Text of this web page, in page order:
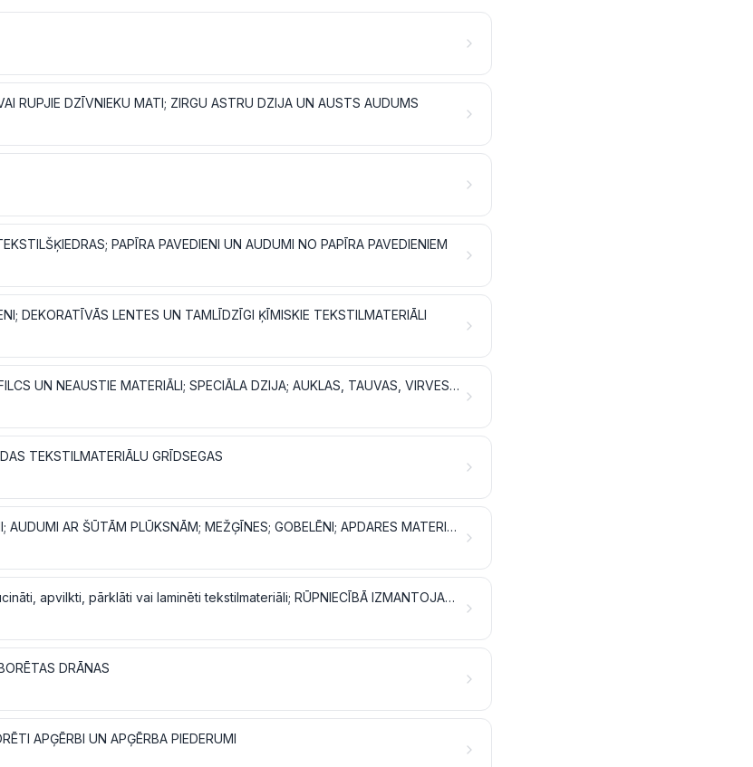
RUPJIE DZĪVNIEKU MATI; ZIRGU ASTRU DZIJA UN AUSTS AUDUMS
PAPĪRA PAVEDIENI UN AUDUMI NO PAPĪRA PAVEDIENIEM
DEKORATĪVĀS LENTES UN TAMLĪDZĪGI ĶĪMISKIE TEKSTILMATERIĀLI
VATE, TŪBA UN FILCS UN NEAUSTIE MATERIĀLI; SPECIĀLA DZIJA; AUKLAS, TAUVAS, VIRVES UN TROSES UN IZSTRĀDĀJUMI NO TIEM
TEKSTILMATERIĀLU GRĪDSEGAS
SPECIĀLI AUDUMI; AUDUMI AR ŠŪTĀM PLŪKSNĀM; MEŽĢĪNES; GOBELĒNI; APDARES MATERIĀLI; IZŠUVUMI
impregnēti, piesūcināti, apvilkti, pārklāti vai laminēti tekstilmateriāli; RŪPNIECĪBĀ IZMANTOJAMI TEKSTILIZSTRĀDĀJUMI
DRĀNAS
APĢĒRBI UN APĢĒRBA PIEDERUMI